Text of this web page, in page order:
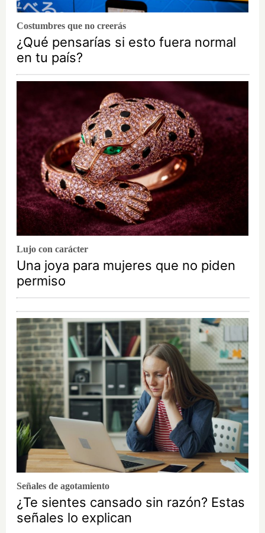
Costumbres que no creerás
¿Qué pensarías si esto fuera normal
en tu país?
Lujo con carácter
Una joya para mujeres que no piden
permiso
Señales de agotamiento
¿Te sientes cansado sin razón? Estas
señales lo explican